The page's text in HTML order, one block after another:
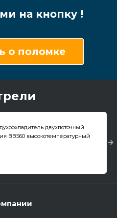
на кнопку !
о поломке
двухпоточный
ВВ560 высокотемпературный